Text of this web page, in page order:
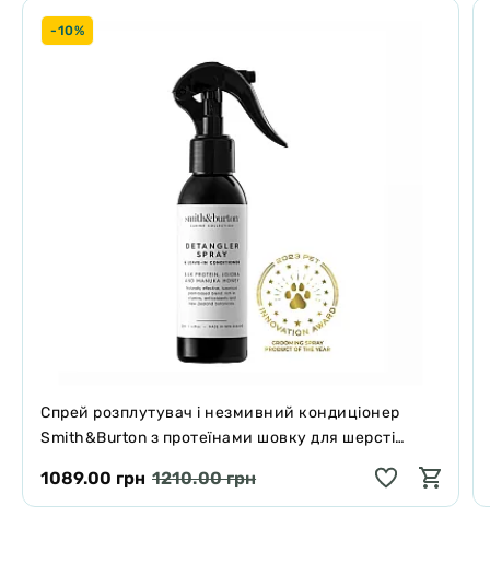
-10%
Спрей розплутувач і незмивний кондиціонер
Smith&Burton з протеїнами шовку для шерсті
1089.00 грн 1210.00 грн